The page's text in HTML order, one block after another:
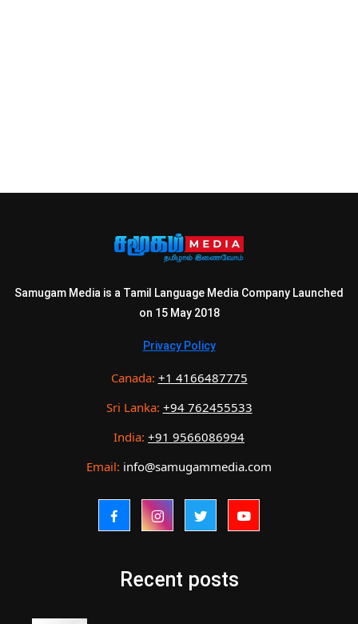
Samugam Media is a Tamil Language Media Company Launched
on 15 May 2018
Privacy Policy
Canada: +1 4166487775
Sri Lanka: +94 762455533
India: +91 9566086994
Email: info@samugammedia.com
Recent posts